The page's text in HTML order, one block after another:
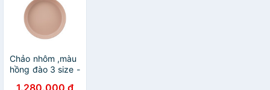
Chảo nhôm ,màu
hồng đào 3 size -
1.280.000 đ